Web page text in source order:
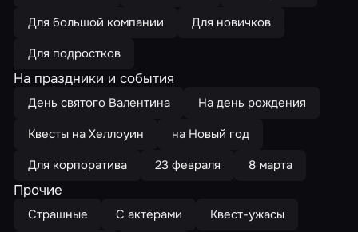
Для большой компании
Для новичков
Для подростков
На праздники и события
День святого Валентина
На день рождения
Квесты на Хеллоуин
на Новый год
Для корпоратива
23 февраля 8 марта
Прочие
Страшные С актерами
Квест-ужасы